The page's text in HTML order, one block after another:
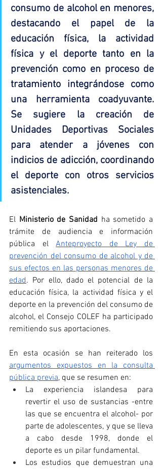
consumo de alcohol en menores,
destacando el papel de la
educación física, la actividad
física y el deporte tanto en la
prevención como en proceso de
tratamiento integrándose como
una herramienta coadyuvante.
Se sugiere la creación de
Unidades Deportivas Sociales
para atender a jóvenes con
indicios de adicción, coordinando
el deporte con otros servicios
asistenciales.
El Ministerio de Sanidad ha sometido a
trámite de audiencia e información
pública el Anteproyecto de Ley de
prevención del consumo de alcohol y de
sus efectos en las personas menores de
edad. Por ello, dado el potencial de la
educación física, la actividad física y el
deporte en la prevención del consumo de
alcohol, el Consejo COLEF ha participado
remitiendo sus aportaciones.
argumentos expuestos en la consulta
pública previa, que se resumen en:
La experiencia islandesa para
revertir el uso de sustancias -entre
las que se encuentra el alcohol- por
parte de adolescentes, y que se lleva
a cabo desde 1998, donde el
deporte es un pilar fundamental.
Los estudios que demuestran una